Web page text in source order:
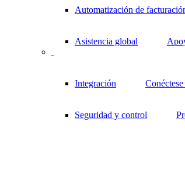
Automatización de
Asistencia global
Integración
Seguridad y control